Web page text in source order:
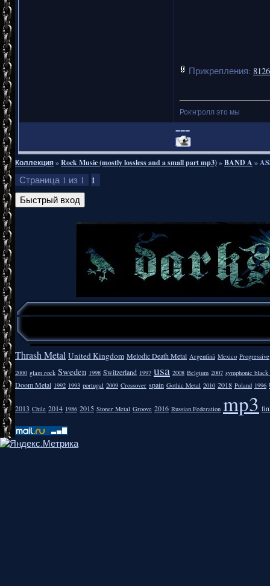
Прикрепления:
Рок'н'ролл это мы
===
Коллекция»Rock Music (mostly lossless and a small part mp3)»BAND A »
Страница 1 из 1 1
Thrash Metal United Kingdom Melodic Death Metal Argentīnā Mexico Progressive
2000 glam rock Sweden 1998 Switzerland 1997 usa 2008 Belgium 2007 symphonic
Doom Metal 1992 1993 portugal 2009 Crossover spain Gothic Metal 2010 2018 Poland 1996
2013 Chile 2014 1986 2015 Stoner Metal Groove 2016 Russian Federation mp3